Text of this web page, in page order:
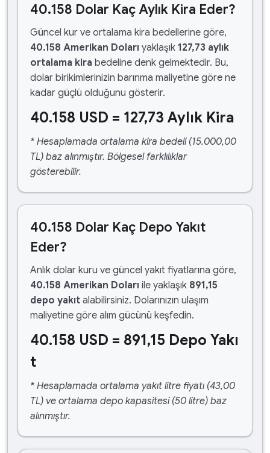
40.158 Dolar Kaç Aylık Kira Eder?
Güncel kur ve ortalama kira bedellerine göre,
40.158 Amerikan Doları yaklaşık 127,73 aylık
ortalama kira bedeline denk gelmektedir. Bu,
dolar birikimlerinizin barınma maliyetine göre ne
kadar güçlü olduğunu gösterir.
40.158 USD = 127,73 Aylık Kira
* Hesaplamada ortalama kira bedeli (15.000,00
TL) baz alınmıştır. Bölgesel farklılıklar
gösterebilir.
40.158 Dolar Kaç Depo Yakıt
Eder?
Anlık dolar kuru ve güncel yakıt fiyatlarına göre,
40.158 Amerikan Doları ile yaklaşık 891,15
depo yakıt alabilirsiniz. Dolarınızın ulaşım
maliyetine göre alım gücünü keşfedin.
40.158 USD = 891,15 Depo Yakı
t
* Hesaplamada ortalama yakıt litre fiyatı (43,00
TL) ve ortalama depo kapasitesi (50 litre) baz
alınmıştır.